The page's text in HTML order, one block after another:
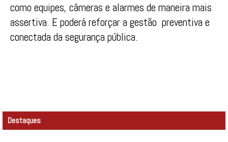
como equipes, câmeras e alarmes de maneira mais
assertiva. E poderá reforçar a gestão preventiva e
conectada da segurança pública.
Destaques